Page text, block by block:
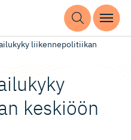
liikennepolitiikan
keskiöön